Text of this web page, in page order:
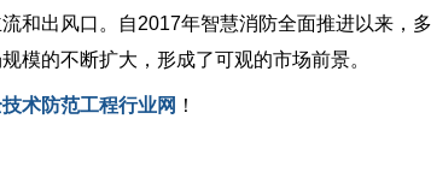
出风口。自2017年智慧消防全面推进以来，
模的不断扩大，形成了可观的市场前景。
术防范工程行业网 ！